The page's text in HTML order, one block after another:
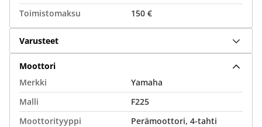
Toimistomaksu
150 €
Varusteet
Moottori
Merkki
Yamaha
Malli
F225
Moottorityyppi
Perämoottori, 4-tahti